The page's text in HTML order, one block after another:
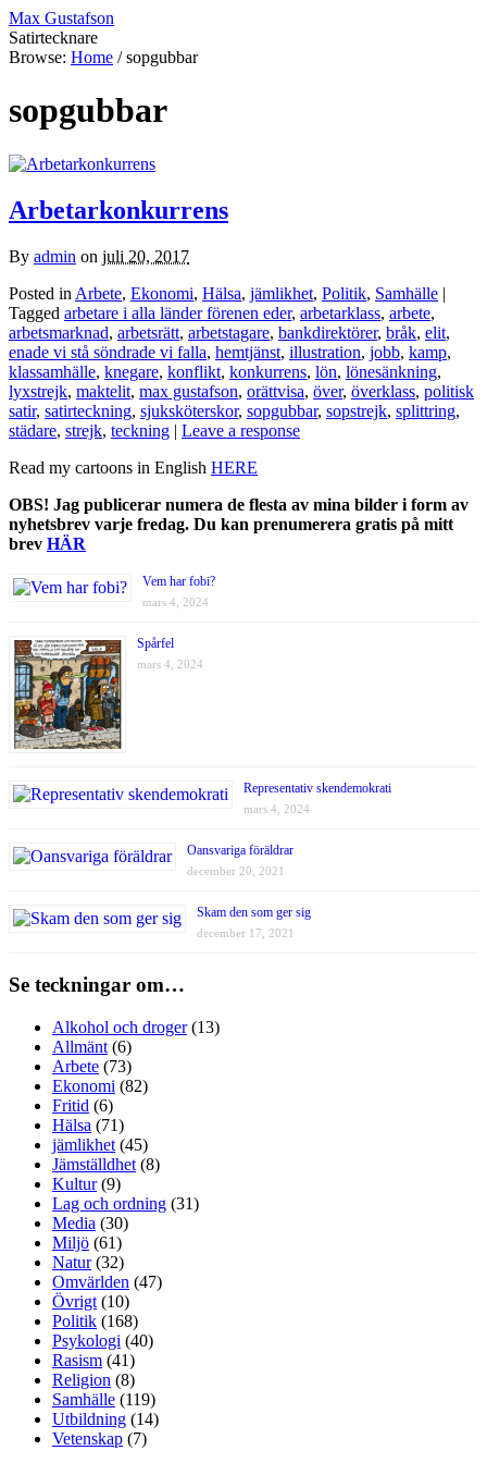
Max Gustafson
Satirtecknare
Browse: Home / sopgubbar
sopgubbar
Arbetarkonkurrens
By admin on juli 20, 2017
Posted in Arbete, Ekonomi, Hälsa, jämlikhet, Politik, Samhälle |
Tagged arbetare i alla länder förenen eder, arbetarklass, arbete,
arbetsmarknad, arbetsrätt, arbetstagare, bankdirektörer, bråk, elit,
enade vi stå söndrade vi falla, hemtjänst, illustration, jobb, kamp,
klassamhälle, knegare, konflikt, konkurrens, lön, lönesänkning,
lyxstrejk, maktelit, max gustafson, orättvisa, över, överklass, politisk
satir, satirteckning, sjuksköterskor, sopgubbar, sopstrejk, splittring,
städare, strejk, teckning | Leave a response
Read my cartoons in English HERE
OBS! Jag publicerar numera de flesta av mina bilder i form av
nyhetsbrev varje fredag. Du kan prenumerera gratis på mitt
brev HÄR
Vem har fobi?
mars 4, 2024
Spårfel
mars 4, 2024
Representativ skendemokrati
mars 4, 2024
Oansvariga föräldrar
december 20, 2021
Skam den som ger sig
december 17, 2021
Se teckningar om…
Alkohol och droger(13)
Allmänt (6)
Arbete (73)
Ekonomi (82)
Fritid (6)
Hälsa (71)
jämlikhet (45)
Jämställdhet (8)
Kultur(9)
Lag och ordning (31)
Media (30)
Miljö (61)
Natur(32)
Omvärlden (47)
Övrigt (10)
Politik (168)
Psykologi (40)
Rasism (41)
Religion (8)
Samhälle (119)
Utbildning (14)
Vetenskap (7)